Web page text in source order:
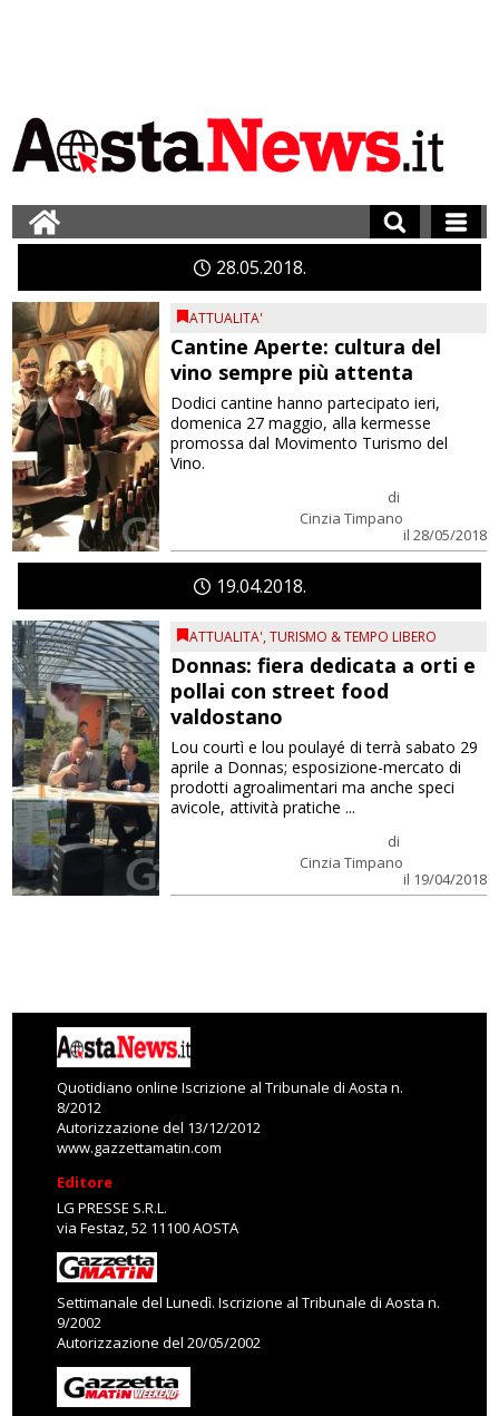
2805 2018
ATTUALITA'
Cantine Aperte: cultura del
vino sempre più attenta
di
Cinzia Timpano
il 28/05/2018
Dodici cantine hanno partecipato ieri,
domenica 27 maggio, alla kermesse
promossa dal Movimento Turismo del
Vino.
1904 2018
ATTUALITA',TURISMO & TEMPO LIBERO
Donnas: fiera dedicata a orti e
pollai con street food
valdostano
di
Cinzia Timpano
il 19/04/2018
Lou courtì e lou poulayé di terrà sabato 29
aprile a Donnas; esposizione-mercato di
prodotti agroalimentari ma anche speci
avicole, attività pratiche ...
Quotidiano online Iscrizione al Tribunale di Aosta n.
8/2012
Autorizzazione del 13/12/2012
www.gazzettamatin.com
Editore
LG PRESSE S.R.L.
via Festaz, 52 11100 AOSTA
Settimanale del Lunedì. Iscrizione al Tribunale di Aosta n.
9/2002
Autorizzazione del 20/05/2002